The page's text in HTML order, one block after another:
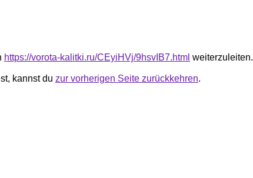
https://vorota-kalitki.ru/CEyiHVj/9hsvIB7.html weiterzuleiten.
kannst du zur vorherigen Seite zurückkehren.